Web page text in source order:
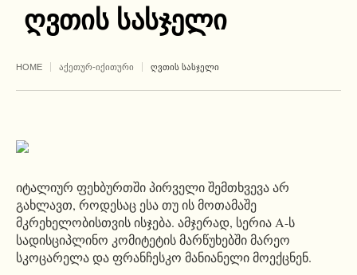
ღვთის სასჯელი
HOME ᲐᲥᲔᲗᲣᲠ-ᲘᲥᲘᲗᲣᲠᲘ ᲦᲕᲗᲘᲡ ᲡᲐᲡᲯᲔᲚᲘ
იტალიურ ფეხბურთში პირველი შემთხვევა არ
გახლავთ, როდესაც ესა თუ ის მოთამაშე
მკრეხელობისთვის ისჯება. ამჯერად, სერია A-ს
სადისციპლინო კომიტეტის მარწუხებში მარეო
სკოცარელა და ფრანჩესკო მანიანელი მოექცნენ.